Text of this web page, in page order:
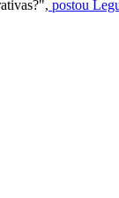
postou